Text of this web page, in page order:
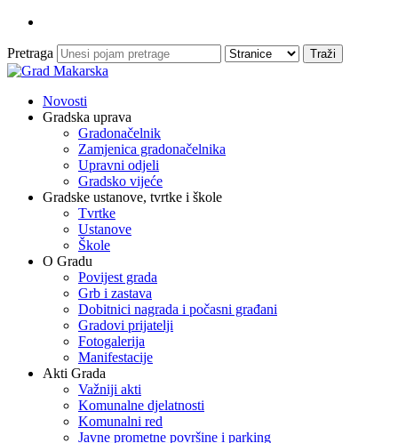
Pretraga
Novosti
Gradska uprava
Gradonačelnik
Zamjenica gradonačelnika
Upravni odjeli
Gradsko vijeće
Gradske ustanove, tvrtke i škole
Tvrtke
Ustanove
Škole
O Gradu
Povijest grada
Grb i zastava
Dobitnici nagrada i počasni građani
Gradovi prijatelji
Fotogalerija
Manifestacije
Akti Grada
Važniji akti
Komunalne djelatnosti
Komunalni red
Javne prometne površine i parking